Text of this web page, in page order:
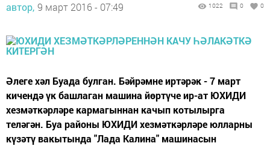
автор, 9 март 2016 - 07:49 1022 0 0
Әлеге хәл Буада булган. Бәйрәмне иртәрәк - 7 март
кичендә үк башлаган машина йөртүче ир-ат ЮХИДИ
хезмәткәрләре кармагыннан качып котылырга
теләгән. Буа районы ЮХИДИ хезмәткәрләре юлларны
күзәтү вакытында "Лада Калина" машинасын